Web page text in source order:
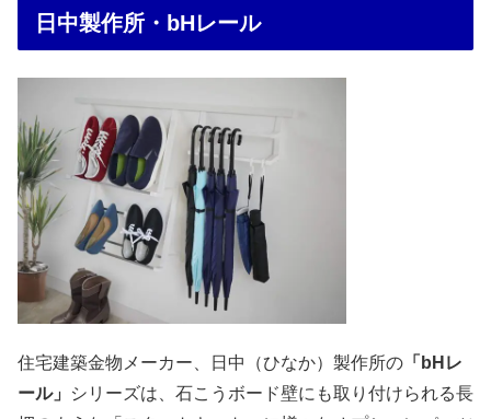
日中製作所・bHレール
住宅建築金物メーカー、日中（ひなか）製作所の 「bHレ
ール」
シリーズは、石こうボード壁にも取り付けられる長